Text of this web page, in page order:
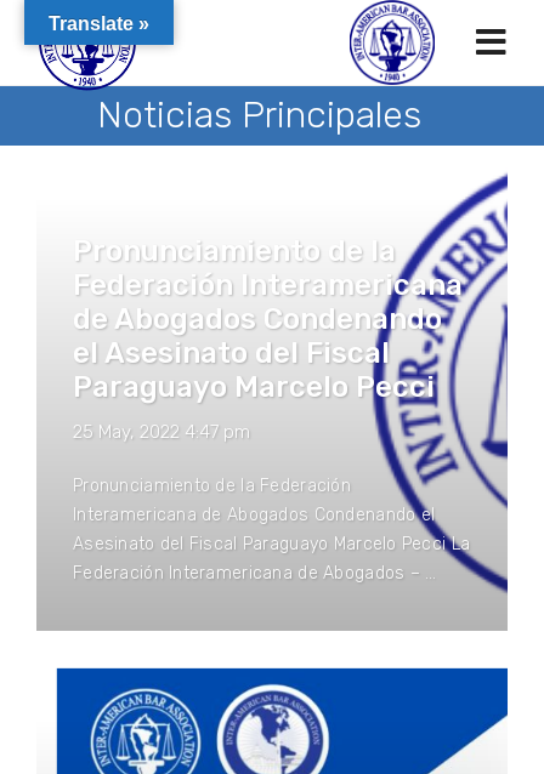
Noticias Principales
Pronunciamiento de la
Federación Interamericana
de Abogados Condenando
el Asesinato del Fiscal
Paraguayo Marcelo Pecci
25 May, 2022 4:47 pm
Pronunciamiento de la Federación
Interamericana de Abogados Condenando el
Asesinato del Fiscal Paraguayo Marcelo Pecci La
Federación Interamericana de Abogados – …
Translate »